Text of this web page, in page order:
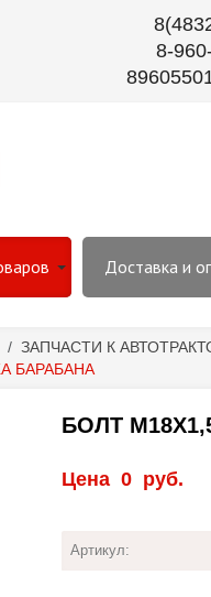
8-
Доставка и
/ ЗАПЧАСТИ К
БАРАБАНА
БОЛТ
Цена 0 руб.
Артикул: